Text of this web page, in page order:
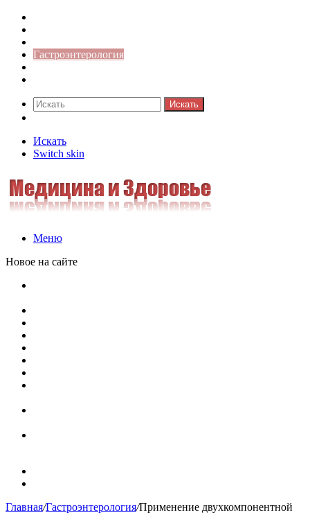
Гастроэнтерология
Искать
Искать
Switch skin
Меню
Новое на сайте
Главная/Гастроэнтерология/Применение двухкомпонентной